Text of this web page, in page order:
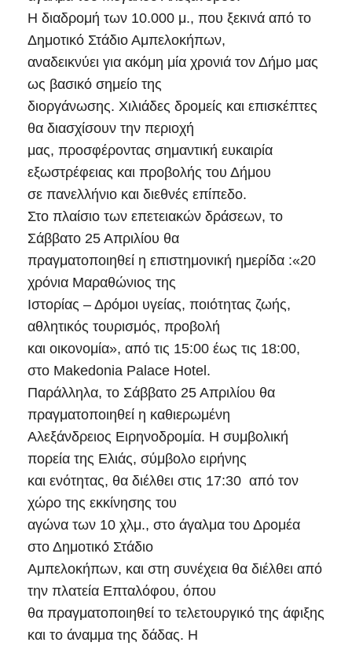
Η διαδρομή των 10.000 μ., που ξεκινά από το
Δημοτικό Στάδιο Αμπελοκήπων,
αναδεικνύει για ακόμη μία χρονιά τον Δήμο μας
ως βασικό σημείο της
διοργάνωσης. Χιλιάδες δρομείς και επισκέπτες
θα διασχίσουν την περιοχή
μας, προσφέροντας σημαντική ευκαιρία
εξωστρέφειας και προβολής του Δήμου
σε πανελλήνιο και διεθνές επίπεδο.
Στο πλαίσιο των επετειακών δράσεων, το
Σάββατο 25 Απριλίου θα
πραγματοποιηθεί η επιστημονική ημερίδα :«20
χρόνια Μαραθώνιος της
Ιστορίας – Δρόμοι υγείας, ποιότητας ζωής,
αθλητικός τουρισμός, προβολή
και οικονομία», από τις 15:00 έως τις 18:00,
στο Makedonia Palace Hotel.
Παράλληλα, το Σάββατο 25 Απριλίου θα
πραγματοποιηθεί η καθιερωμένη
Αλεξάνδρειος Ειρηνοδρομία. Η συμβολική
πορεία της Ελιάς, σύμβολο ειρήνης
και ενότητας, θα διέλθει στις 17:30 από τον
χώρο της εκκίνησης του
αγώνα των 10 χλμ., στο άγαλμα του Δρομέα
στο Δημοτικό Στάδιο
Αμπελοκήπων, και στη συνέχεια θα διέλθει από
την πλατεία Επταλόφου, όπου
θα πραγματοποιηθεί το τελετουργικό της άφιξης
και το άναμμα της δάδας. Η